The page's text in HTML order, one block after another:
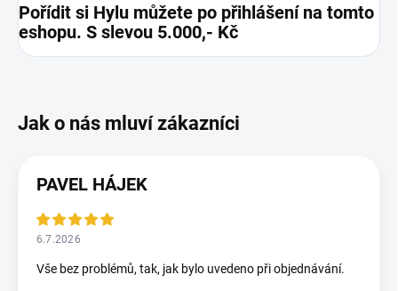
Pořídit si Hylu můžete po přihlášení na tomto
eshopu. S slevou 5.000,- Kč
PAVEL HÁJEK
6.7.2026
Vše bez problémů, tak, jak bylo uvedeno při objednávání.